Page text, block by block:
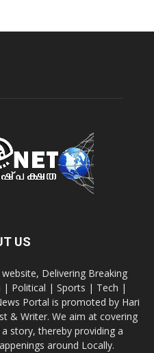
US
Delivering Breaking
| Political | Sports | Tech |
Portal is promoted by Hari
& Writer. We aim at covering
story, thereby providing a
around Locally.